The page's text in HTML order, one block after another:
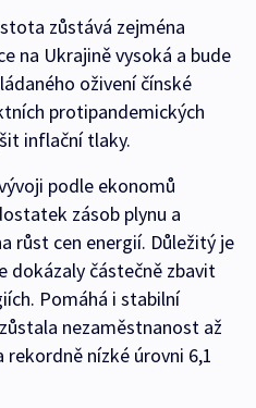
zůstává zejména
na Ukrajině vysoká a bude
oživení čínské
protipandemických
inflační tlaky.
podle ekonomů
zásob plynu a
růst cen energií. Důležitý je
dokázaly částečně zbavit
Pomáhá i stabilní
nezaměstnanost až
nízké úrovni 6,1